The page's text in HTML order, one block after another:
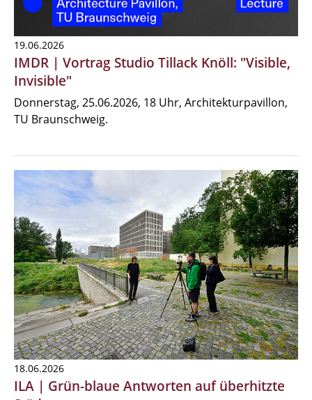
19.06.2026
IMDR | Vortrag Studio Tillack Knöll: "Visible,
Invisible"
Donnerstag, 25.06.2026, 18 Uhr, Architekturpavillon,
TU Braunschweig.
18.06.2026
ILA | Grün-blaue Antworten auf überhitzte